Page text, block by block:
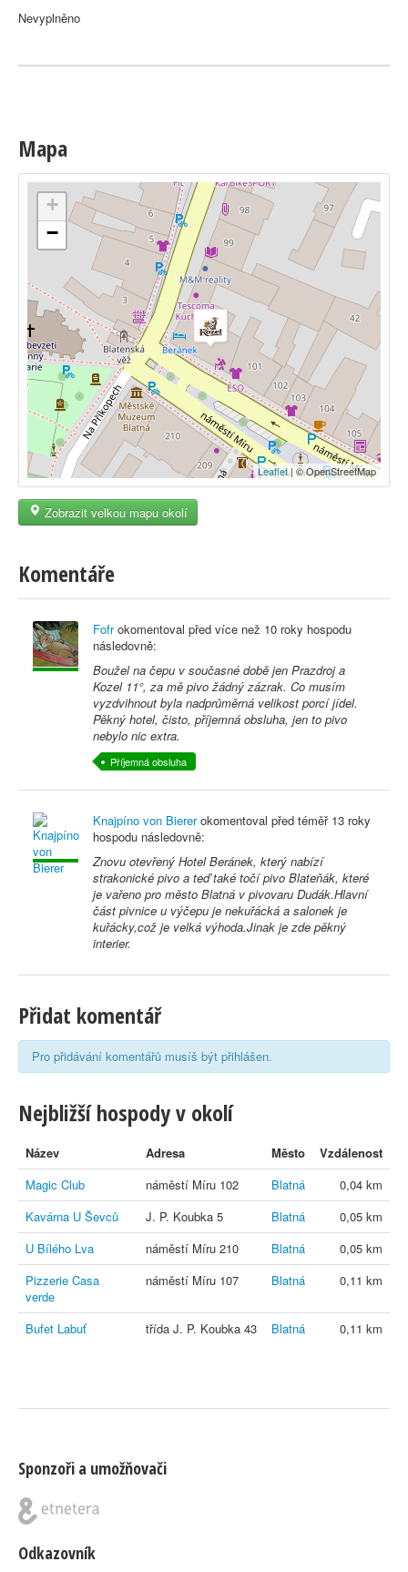
Nevyplněno
Mapa
+
−
Leaflet| © OpenStreetMap
Zobrazit velkou mapu okolí
Komentáře
Fofrokomentoval před více než 10 roky hospodu
následovně:
Boužel na čepu v současné době jen Prazdroj a
Kozel 11°, za mě pivo žádný zázrak. Co musím
vyzdvihnout byla nadprůměrná velikost porcí jídel.
Pěkný hotel, čisto, příjemná obsluha, jen to pivo
nebylo nic extra.
Příjemná obsluha
Knajpíno von Biererokomentoval před téměř 13 roky
hospodu následovně:
Znovu otevřený Hotel Beránek, který nabízí
strakonické pivo a teď také točí pivo Blateňák, které
je vařeno pro město Blatná v pivovaru Dudák.Hlavní
část pivnice u výčepu je nekuřácká a salonek je
kuřácky,což je velká výhoda.Jinak je zde pěkný
interier.
Přidat komentář
Pro přidávání komentářů musíš být přihlášen.
Nejbližší hospody v okolí
Název Adresa Město
Vzdálenost
Magic Club
náměstí Míru 102 Blatná
0,04 km
Kavárna U Ševců
J. P. Koubka 5 Blatná
0,05 km
U Bílého Lva
náměstí Míru 210 Blatná
0,05 km
Pizzerie Casa
verde
náměstí Míru 107 Blatná 0,11 km
Bufet Labuť třída J. P. Koubka 43 Blatná 0,11 km
Sponzoři a umožňovači
Odkazovník